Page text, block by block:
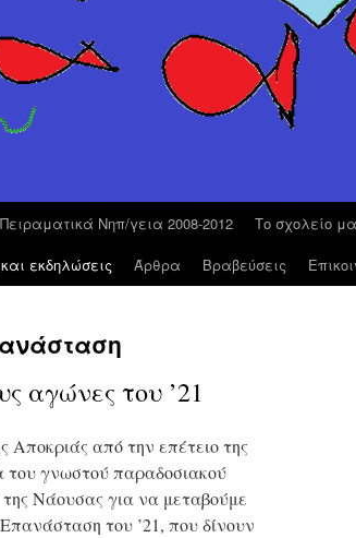
Πειραματικά Νηπ/γεια 2008-2012 Το σχολείο
εκδηλώσεις Άρθρα Βραβεύσεις
αγώνες του ’21
Αποκριάς από την επέτειο της
του γνωστού παραδοσιακού
Νάουσας για να μεταβούμε
του ’21, που δίνουν